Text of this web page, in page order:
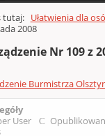
zawartości
tutaj: Ułatwienia dla
2008
Nr 109 z
Burmistrza
User